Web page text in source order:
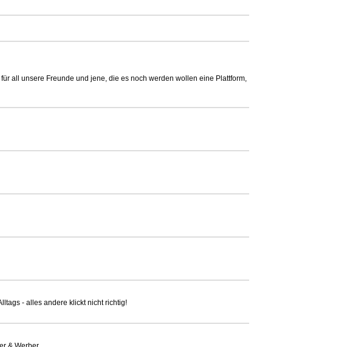
all unsere Freunde und jene, die es noch werden wollen eine Plattform,
- alles andere klickt nicht richtig!